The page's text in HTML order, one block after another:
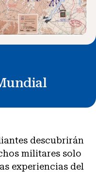
descubrirán
militares solo
experiencias del